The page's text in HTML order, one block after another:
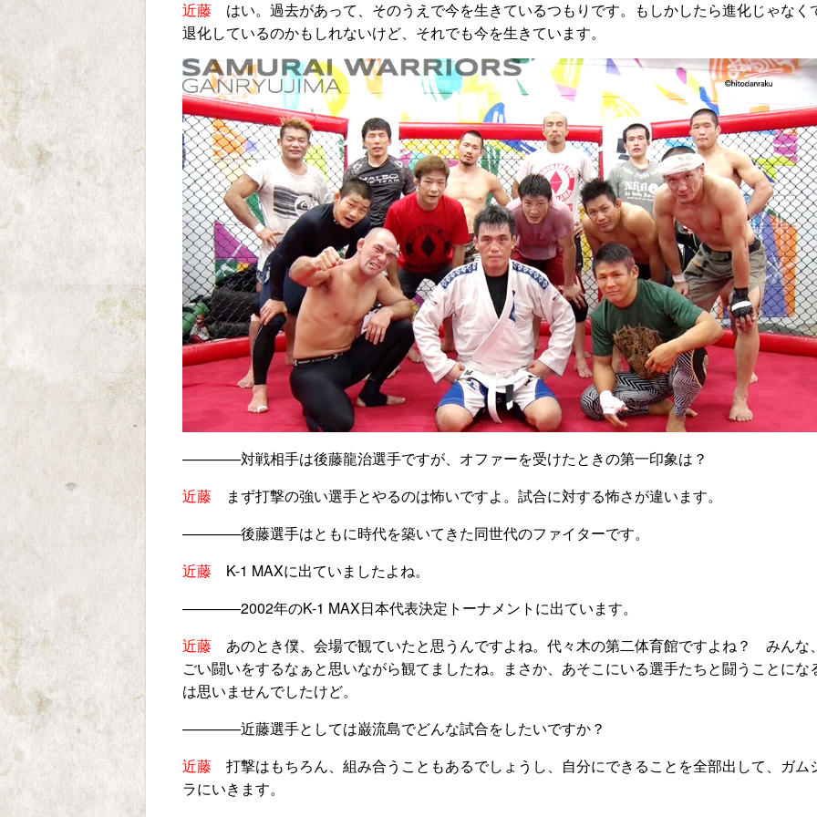
近藤 はい。過去があって、そのうえで今を生きているつもりです。もしかしたら進化じゃなく
退化しているのかもしれないけど、それでも今を生きています。
————対戦相手は後藤龍治選手ですが、オファーを受けたときの第一印象は？
近藤 まず打撃の強い選手とやるのは怖いですよ。試合に対する怖さが違います。
————後藤選手はともに時代を築いてきた同世代のファイターです。
近藤
K-1 MAXに出ていましたよね。
————2002年のK-1 MAX日本代表決定トーナメントに出ています。
近藤 あのとき僕、会場で観ていたと思うんですよね。代々木の第二体育館ですよね？ みんな
ごい闘いをするなぁと思いながら観てましたね。まさか、あそこにいる選手たちと闘うことにな
は思いませんでしたけど。
————近藤選手としては巌流島でどんな試合をしたいですか？
近藤 打撃はもちろん、組み合うこともあるでしょうし、自分にできることを全部出して、ガム
ラにいきます。